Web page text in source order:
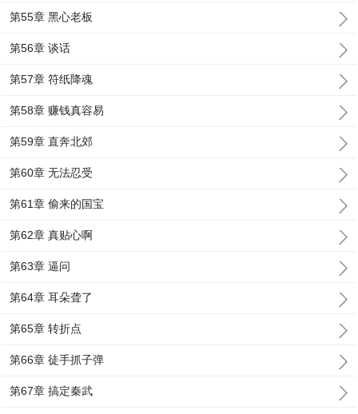
第55章 黑心老板
第56章 谈话
第57章 符纸降魂
第58章 赚钱真容易
第59章 直奔北郊
第60章 无法忍受
第61章 偷来的国宝
第62章 真贴心啊
第63章 逼问
第64章 耳朵聋了
第65章 转折点
第66章 徒手抓子弹
第67章 搞定秦武